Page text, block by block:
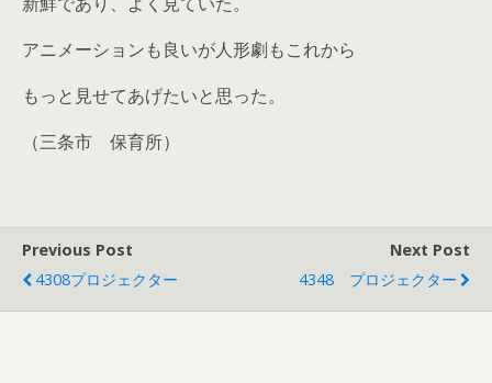
アニメーションも良いが人形劇もこれから
もっと見せてあげたいと思った。
（三条市 保育所）
Previous Post
4308プロジェクター
Next Post
4348 プロジェクター